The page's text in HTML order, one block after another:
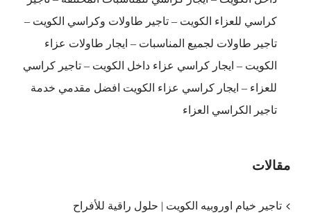
كراسي للعزاء الكويت – تاجير طاولات وكراسي الكويت –
تاجير طاولات لجميع المناسبات – ايجار طاولات عزاء
الكويت – ايجار كراسي عزاء داخل الكويت – تاجير كراسي
للعزاء – ايجار كراسي عزاء الكويت افضل مقدمي خدمة
تاجير الكراسي العزاء
مقالات
تاجير خيام اوروبيه الكويت | حلول راقية للأفراح